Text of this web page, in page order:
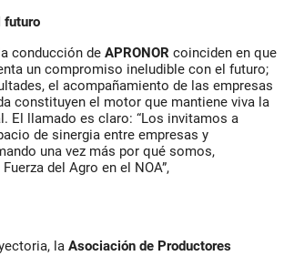
futuro
conducción de APRONOR coinciden en que
un compromiso ineludible con el futuro;
el acompañamiento de las empresas
constituyen el motor que mantiene viva la
El llamado es claro: “Los invitamos a
de sinergia entre empresas y
una vez más por qué somos,
del Agro en el NOA”,
la Asociación de Productores